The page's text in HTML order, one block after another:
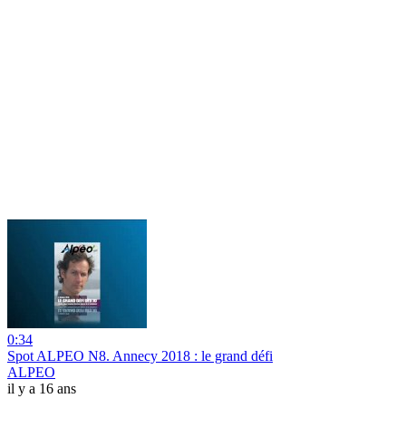
0:34
Spot ALPEO N8. Annecy 2018 : le grand défi
ALPEO
il y a 16 ans